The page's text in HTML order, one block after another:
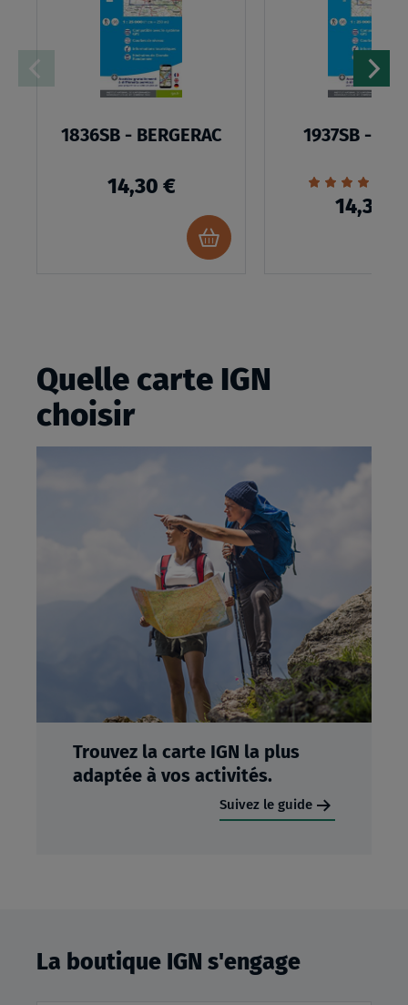
1836SB - BERGERAC
14,30 €
Ajouter
au
1937SB -
Évaluation:
14,30 €
Quelle carte IGN
choisir
Trouvez la carte IGN la plus
adaptée à vos activités.
Suivez le guide
La boutique IGN s'engage